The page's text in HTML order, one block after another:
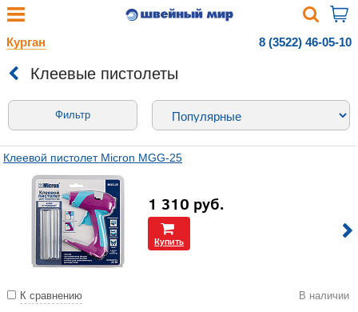
Курган 8 (3522) 46-05-10
Клеевые пистолеты
Фильтр
Клеевой пистолет Micron MGG-25
1 310 руб.
Купить
К сравнению В наличии